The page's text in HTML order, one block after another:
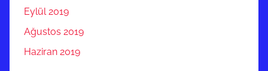
Eylül 2019
Ağustos 2019
Haziran 2019